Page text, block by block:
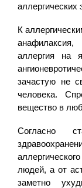
аллергических
К
анафилаксия,
аллергия на
зачастую не
человека.
вещество в
Согласно
людей, а от
заметно